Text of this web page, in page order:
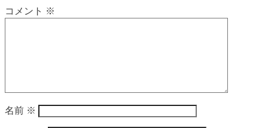
コメント ※
名前 ※